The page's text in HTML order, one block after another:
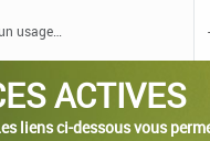
ACTIVES
liens ci-dessous vous